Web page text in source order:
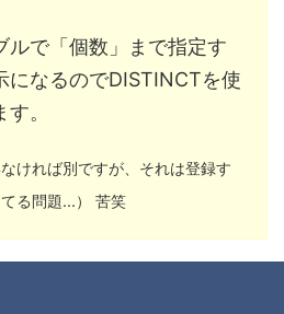
ルで「個数」まで指定す
になるのでDISTINCTを使
。
ければ別ですが、それは登録す
る問題...） 苦笑